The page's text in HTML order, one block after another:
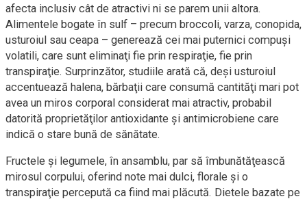
afecta inclusiv cât de atractivi ni se parem unii altora.
Alimentele bogate în sulf – precum broccoli, varza, conopida,
usturoiul sau ceapa – generează cei mai puternici compuşi
volatili, care sunt eliminaţi fie prin respiraţie, fie prin
transpiraţie. Surprinzător, studiile arată că, deşi usturoiul
accentuează halena, bărbaţii care consumă cantităţi mari pot
avea un miros corporal considerat mai atractiv, probabil
datorită proprietăţilor antioxidante şi antimicrobiene care
indică o stare bună de sănătate.
Fructele şi legumele, în ansamblu, par să îmbunătăţească
mirosul corpului, oferind note mai dulci, florale şi o
transpiraţie percepută ca fiind mai plăcută. Dietele bazate pe